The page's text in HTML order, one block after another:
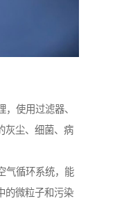
使用过滤器、
灰尘、细菌、病
气循环系统，能
的微粒子和污染